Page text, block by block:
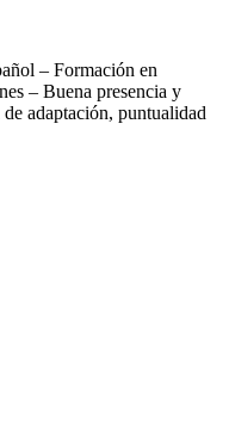
– Formación en
– Buena presencia y
adaptación, puntualidad